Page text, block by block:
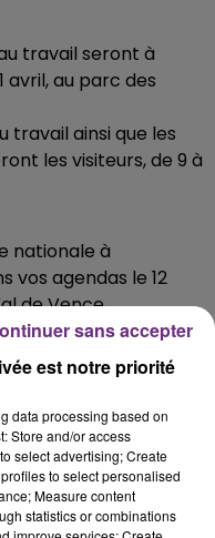
travail seront à
avril, au parc des
travail ainsi que les
les visiteurs, de 9 à
nationale à
vos agendas le 12
de Vence.
les 18-36 ans qui
nationale.
.
diplôme à Bar sur
sur la VAE, la
est organisée ce
métiers de Bar-
est notre priorité
data processing based on
Store and/or access
select advertising; Create
to select personalised
Measure content
statistics or combinations
sans accepter